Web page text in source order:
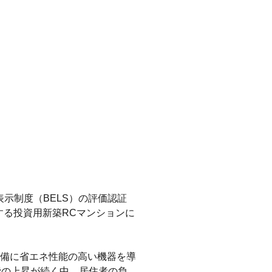
制度（BELS）の評価認証
投資用新築RCマンションに
に省エネ性能の高い機器を導